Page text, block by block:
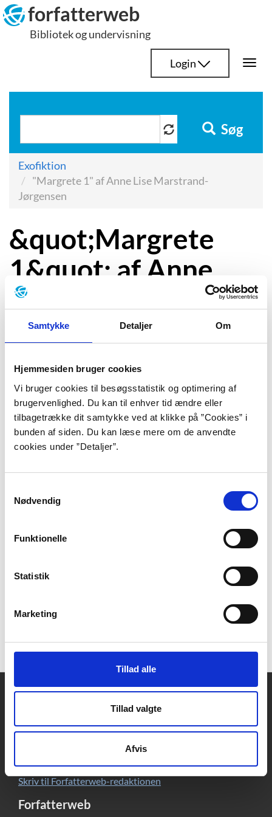
Samtykke Detaljer Om
Hjemmesiden bruger cookies
Vi bruger cookies til besøgsstatistik og optimering af
brugervenlighed. Du kan til enhver tid ændre eller
tilbagetrække dit samtykke ved at klikke på ”Cookies” i
bunden af siden. Du kan læse mere om de anvendte
cookies under ”Detaljer”.
Nødvendig
Funktionelle
Statistik
Marketing
Tillad alle
Tillad valgte
Afvis
Hop
til
indhold
forfatterweb
Bibliotek og undervisning
Login
Søg
Exofiktion
"Margrete 1" af Anne Lise Marstrand-
Jørgensen
&quot;Margrete
1&quot; af Anne
Lise Marstrand-
Jørgensen
I "Margrete 1" fra 2020 bruger Anne Lise Marstrand-
Jørgensen historiens rammer som afsæt til at
udforske vores moderne opfattelse af begreber som
moderskab, frihed, tro og pligt.
spændvidde, når jeg dykker tilbage i historien"
For at se denne video, skal du acceptere statistik- og
LÆS HELE FORFATTERPORTRÆTTET AF ANNE
Tempovej 7-11
Skriv til Forfatterweb-redaktionen
Forfatterweb